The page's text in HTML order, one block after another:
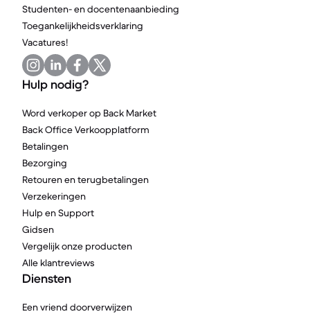
Studenten- en docentenaanbieding
Toegankelijkheidsverklaring
Vacatures!
Hulp nodig?
Word verkoper op Back Market
Back Office Verkoopplatform
Betalingen
Bezorging
Retouren en terugbetalingen
Verzekeringen
Hulp en Support
Gidsen
Vergelijk onze producten
Alle klantreviews
Diensten
Een vriend doorverwijzen